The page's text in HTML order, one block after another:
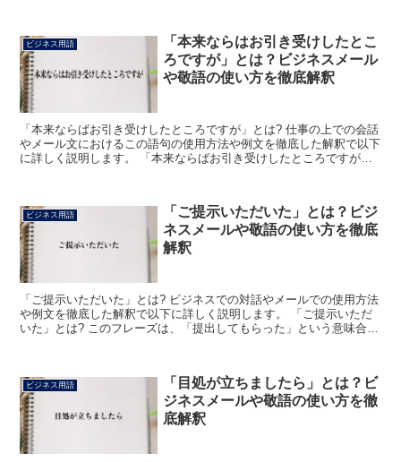
ビジネス用語
「本来ならはお引き受けしたとこ
ろですが」とは？ビジネスメール
や敬語の使い方を徹底解釈
「本来ならばお引き受けしたところですが」とは? 仕事の上での会話
やメール文におけるこの語句の使用方法や例文を徹底した解釈で以下
に詳しく説明します。 「本来ならばお引き受けしたところですが」
ビジネス用語
「ご提示いただいた」とは？ビジ
ネスメールや敬語の使い方を徹底
解釈
「ご提示いただいた」とは? ビジネスでの対話やメールでの使用方法
や例文を徹底した解釈で以下に詳しく説明します。 「ご提示いただ
いた」とは? このフレーズは、「提出してもらった」という意味合い
ビジネス用語
「目処が立ちましたら」とは？ビ
ジネスメールや敬語の使い方を徹
底解釈